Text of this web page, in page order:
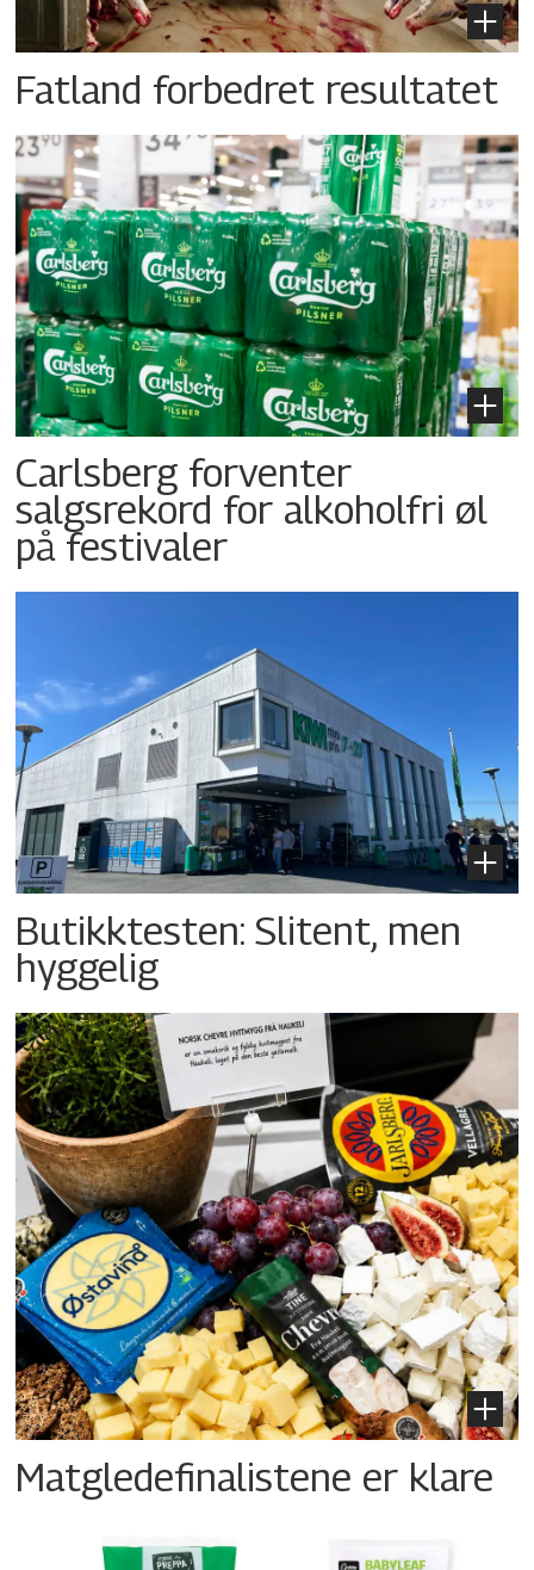
Fatland forbedret resultatet
Carlsberg forventer
salgsrekord for alkoholfri øl
på festivaler
Butikktesten: Slitent, men
hyggelig
Matgledefinalistene er klare